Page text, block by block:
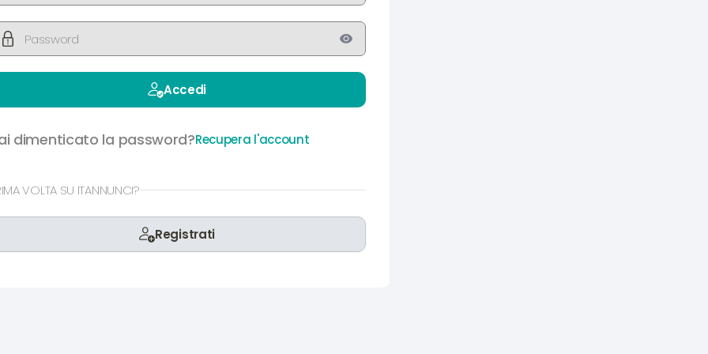
Accedi
dimenticato la password?Recupera l'account
VOLTA SU ITANNUNCI?
Registrati